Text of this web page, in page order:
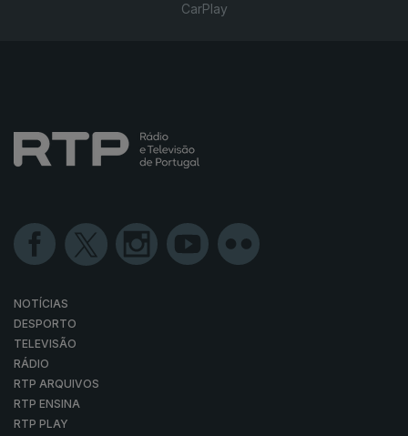
CarPlay
NOTÍCIAS
DESPORTO
TELEVISÃO
RÁDIO
RTP ARQUIVOS
RTP ENSINA
RTP PLAY